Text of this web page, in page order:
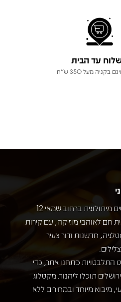
עד הבית
בקניה מעל 350 ש"ח
חנות תקליטים מיתולוגית ברחוב שמאי 12
חם לאוהבי מוזיקה, עם קירות
חדשנות ודור צעיר
התלבטויות פתחנו אתר, כדי
תוכלו ליהנות מקטלוג
מיבוא מיוחד ובמחירים ללא